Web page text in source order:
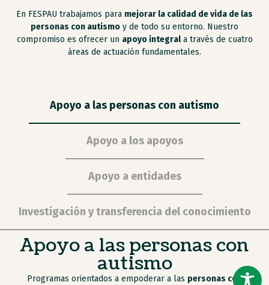
En FESPAU trabajamos para mejorar la calidad de vida de las
personas con autismo y de todo su entorno. Nuestro
compromiso es ofrecer un apoyo integrala través de cuatro
áreas de actuación fundamentales.
Apoyo a las personas con autismo
Apoyo a los apoyos
Apoyo a entidades
Investigación y transferencia del conocimiento
Apoyo a las personas con
autismo
Programas orientados a empoderar a las personas con